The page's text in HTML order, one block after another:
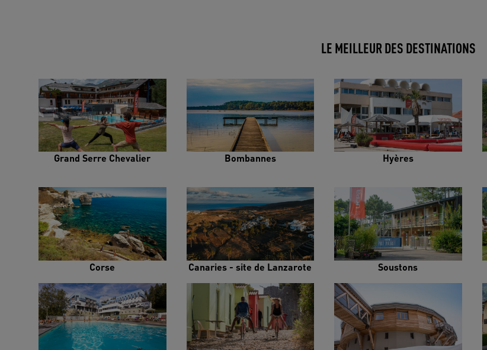
LE MEILLEUR DES DESTINATIONS
Grand Serre Chevalier Bombannes Hyères
Corse Canaries - site de Lanzarote Soustons